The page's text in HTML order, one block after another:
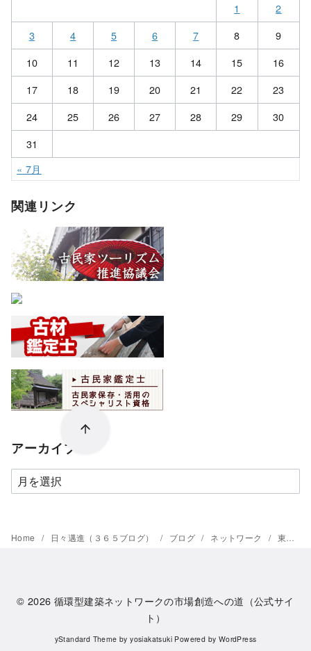
1
2
3
4 5 6 7 8
9
10
11 12 13 14 15
16
17
18 19 20 21 22
23
24
25 26 27 28 29
30
31
« 7月
関連リンク
アーカイブ
ア
ー
イ
Home 日々邁進（３６５ブログ） ブログ ネットワーク 東北地域の「市場創造」
© 2026循環型建築ネットワークの市場創造への道（公式サイ
ト）
yStandard Theme byyosiakatsuki Powered by WordPress